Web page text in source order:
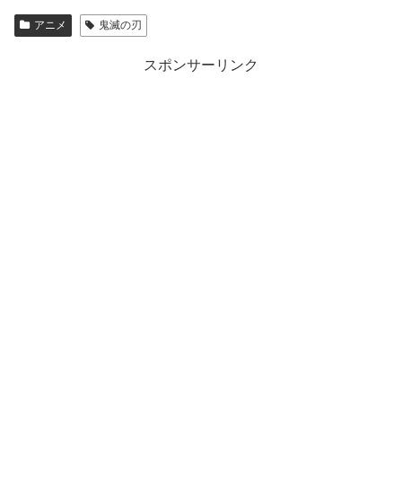
アニメ 鬼滅の刃
スポンサーリンク